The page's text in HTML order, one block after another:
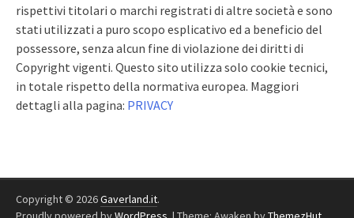
rispettivi titolari o marchi registrati di altre società e sono
stati utilizzati a puro scopo esplicativo ed a beneficio del
possessore, senza alcun fine di violazione dei diritti di
Copyright vigenti. Questo sito utilizza solo cookie tecnici,
in totale rispetto della normativa europea. Maggiori
dettagli alla pagina: PRIVACY
Copyright © 2026Gaverland.it.